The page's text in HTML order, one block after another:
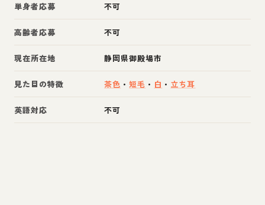
単身者応募 不可
高齢者応募 不可
現在所在地 静岡県御殿場市
見た目の特徴 茶色 ・短毛 ・ 白 ・ 立ち耳
英語対応 不可